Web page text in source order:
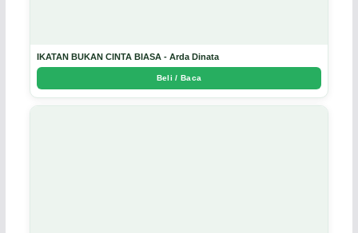
IKATAN BUKAN CINTA BIASA - Arda Dinata
Beli / Baca